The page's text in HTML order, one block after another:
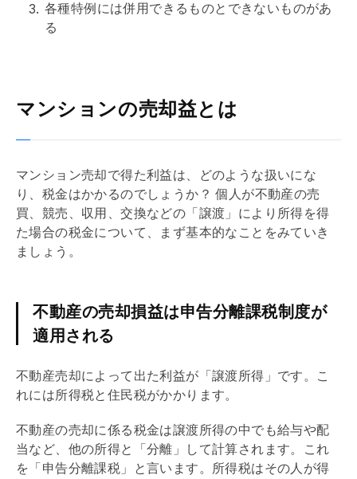
各種特例には併用できるものとできないものがあ
る
マンションの売却益とは
マンション売却で得た利益は、どのような扱いにな
り、税金はかかるのでしょうか？ 個人が不動産の売
買、 競売 、収用、交換などの「譲渡」により所得を得
た場合の税金について、まず基本的なことをみていき
ましょう。
不動産の売却損益は申告分離課税制度が
適用される
不動産売却によって出た利益が「譲渡所得」です。こ
れには所得税と住民税がかかります。
不動産の売却に係る税金は譲渡所得の中でも給与や配
当など、他の所得と「分離」して計算されます。これ
を「申告分離課税」と言います。所得税はその人が得